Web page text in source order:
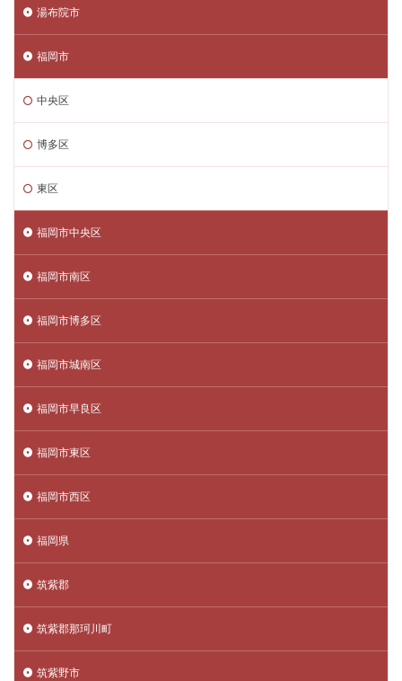
湯布院市
福岡市
中央区
博多区
東区
福岡市中央区
福岡市南区
福岡市博多区
福岡市城南区
福岡市早良区
福岡市東区
福岡市西区
福岡県
筑紫郡
筑紫郡那珂川町
筑紫野市